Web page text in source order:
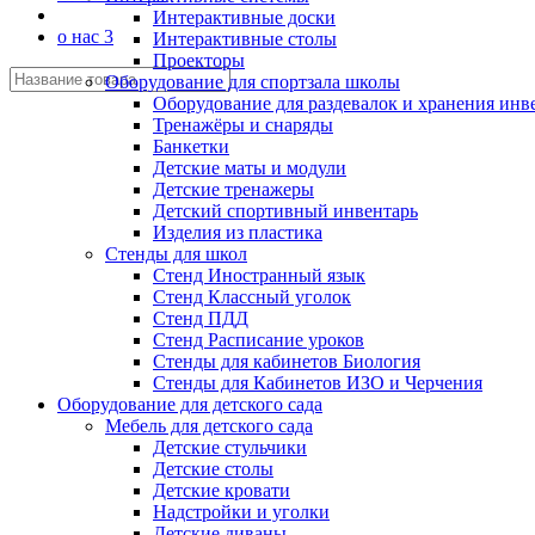
о нас 3
Интерактивные доски
Интерактивные столы
Проекторы
Оборудование для спортзала школы
Оборудование для раздевалок и хранения
Тренажёры и снаряды
Банкетки
Детские маты и модули
Детские тренажеры
Детский спортивный инвентарь
Изделия из пластика
Стенды для школ
Стенд Иностранный язык
Стенд Классный уголок
Стенд ПДД
Стенд Расписание уроков
Стенды для кабинетов Биология
Стенды для Кабинетов ИЗО и Черчения
Оборудование для детского сада
Мебель для детского сада
Детские стульчики
Детские столы
Детские кровати
Надстройки и уголки